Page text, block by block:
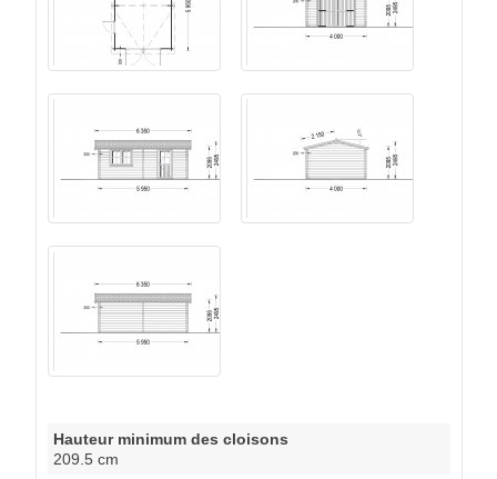
Hauteur minimum des cloisons
209.5 cm